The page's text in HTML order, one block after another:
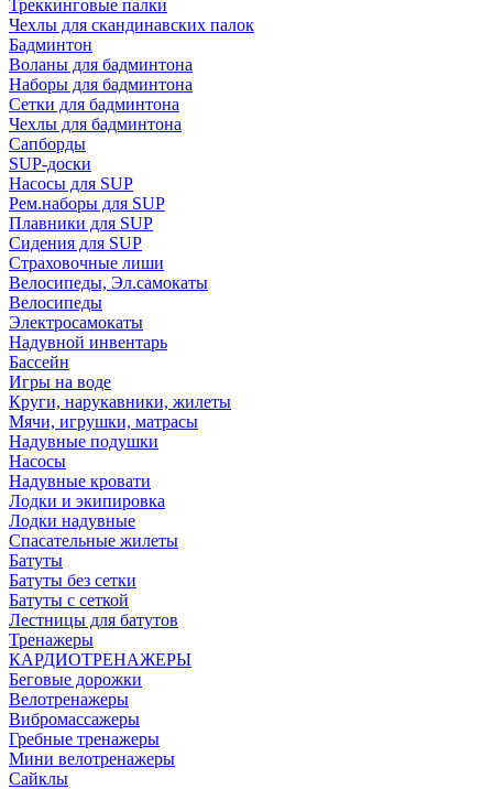
Треккинговые палки
Чехлы для скандинавских палок
Бадминтон
Воланы для бадминтона
Наборы для бадминтона
Сетки для бадминтона
Чехлы для бадминтона
Сапборды
SUP-доски
Насосы для SUP
Рем.наборы для SUP
Плавники для SUP
Сидения для SUP
Страховочные лиши
Велосипеды, Эл.самокаты
Велосипеды
Электросамокаты
Надувной инвентарь
Бассейн
Игры на воде
Круги, нарукавники, жилеты
Мячи, игрушки, матрасы
Надувные подушки
Насосы
Надувные кровати
Лодки и экипировка
Лодки надувные
Спасательные жилеты
Батуты
Батуты без сетки
Батуты с сеткой
Лестницы для батутов
Тренажеры
КАРДИОТРЕНАЖЕРЫ
Беговые дорожки
Велотренажеры
Вибромассажеры
Гребные тренажеры
Мини велотренажеры
Сайклы